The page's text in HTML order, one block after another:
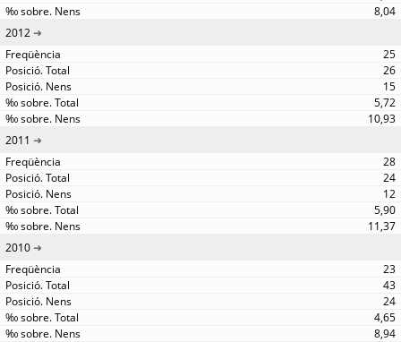
8,04
2012
25
26
15
5,72
10,93
2011
28
24
12
5,90
11,37
2010
23
43
24
4,65
8,94